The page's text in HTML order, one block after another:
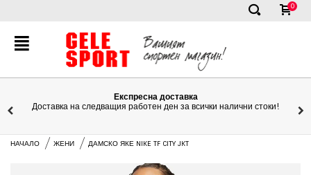
✕
0
Експресна доставка
Доставка на следващия работен ден за всички налични стоки!
НАЧАЛО ЖЕНИ ДАМСКО ЯКЕ NIKE TF CITY JKT